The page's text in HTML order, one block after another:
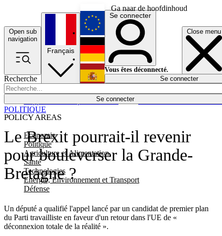
Ga naar de hoofdinhoud
Open sub
navigation
Close menu
Recherche
Se connecter
POLICY AREAS
Economie
Politique
Agriculture et Alimentation
Santé
Technologies
Energie, Environnement et Transport
Défense
Économie
Français
English
Deutsch
Español
Se connecter
Vous êtes déconnecté.
Se connecter
Le Brexit pourrait-il revenir
pour bouleverser la Grande-
Bretagne ?
Un député a qualifié l'appel lancé par un candidat de premier plan
du Parti travailliste en faveur d'un retour dans l'UE de «
déconnexion totale de la réalité ».
POLITIQUE